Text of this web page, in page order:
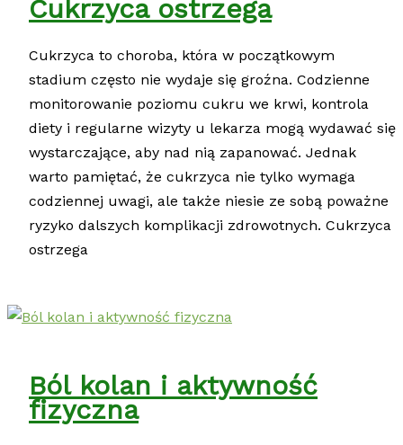
Cukrzyca ostrzega
Cukrzyca to choroba, która w początkowym
stadium często nie wydaje się groźna. Codzienne
monitorowanie poziomu cukru we krwi, kontrola
diety i regularne wizyty u lekarza mogą wydawać się
wystarczające, aby nad nią zapanować. Jednak
warto pamiętać, że cukrzyca nie tylko wymaga
codziennej uwagi, ale także niesie ze sobą poważne
ryzyko dalszych komplikacji zdrowotnych. Cukrzyca
ostrzega
Ból kolan i aktywność
fizyczna